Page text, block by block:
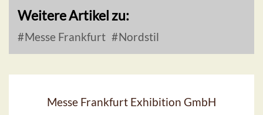
Weitere Artikel zu:
Messe Frankfurt Nordstil
Messe Frankfurt Exhibition GmbH